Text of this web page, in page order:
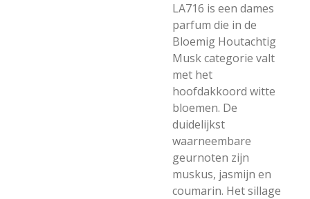
LA716 is een dames
parfum die in de
Bloemig Houtachtig
Musk categorie valt
met het
hoofdakkoord witte
bloemen. De
duidelijkst
waarneembare
geurnoten zijn
muskus, jasmijn en
coumarin. Het sillage